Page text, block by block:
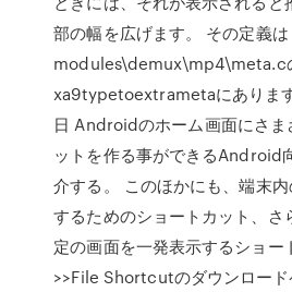
部の幅を広げます。 その定義は
modules\demux\mp4\meta.c
xa9typetoextrametaにありま
日 Androidのホーム画面にさま
ットを作る事ができるAndroid
介する。 このほかにも、端末
するためのショートカット、さ
定の画面を一発表示するショー
>>File Shortcutのダウンロー